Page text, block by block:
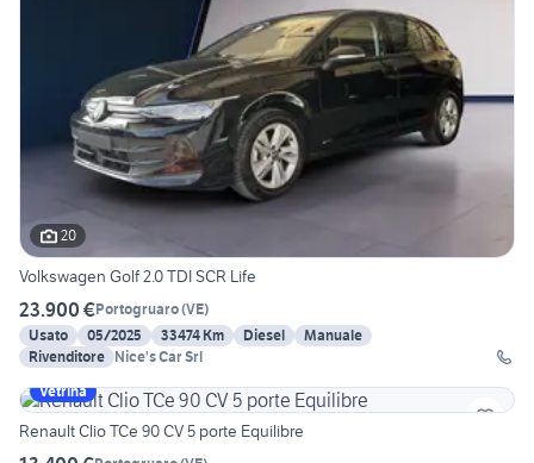
20
Volkswagen Golf 2.0 TDI SCR Life
23.900 €Portogruaro(VE)
Usato
05/2025 33474 Km Diesel
Manuale
Rivenditore Nice's Car Srl
Vetrina
Renault Clio TCe 90 CV 5 porte Equilibre